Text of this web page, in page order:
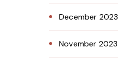
December 2023
November 2023